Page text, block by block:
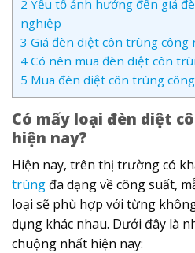
2 Yếu tố ảnh hưởng đến giá
nghiệp
3 Giá đèn diệt côn trùng công
4 Có nên mua đèn diệt côn
5 Mua đèn diệt côn trùng
Có mấy loại đèn diệt
hiện nay?
Hiện nay, trên thị trường có
trùng đa dạng về công suất,
loại sẽ phù hợp với từng
dụng khác nhau. Dưới đây là
chuộng nhất hiện nay: